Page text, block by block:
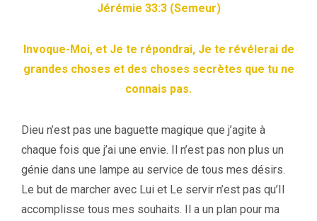
Jérémie 33:3 (Semeur)
Invoque-Moi, et Je te répondrai, Je te révélerai de
grandes choses et des choses secrètes que tu ne
connais pas.
Dieu n’est pas une baguette magique que j’agite à
chaque fois que j’ai une envie. Il n’est pas non plus un
génie dans une lampe au service de tous mes désirs.
Le but de marcher avec Lui et Le servir n’est pas qu’Il
accomplisse tous mes souhaits. Il a un plan pour ma